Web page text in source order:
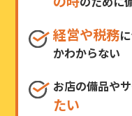
経営や税務
かわからない
お店の備品や
たい